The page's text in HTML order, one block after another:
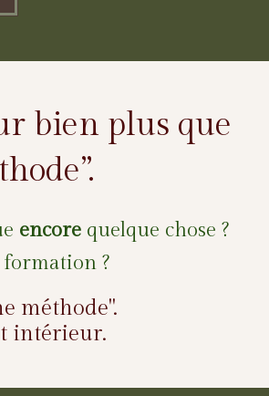
bien plus que
encore quelque chose ?
formation ?
méthode".
intérieur.